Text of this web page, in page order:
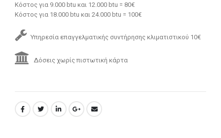
Κόστος για 9.000 btu και 12.000 btu = 80€
Κόστος για 18.000 btu και 24.000 btu = 100€
Υπηρεσία επαγγελματικής συντήρησης κλιματιστικού 10€
Δόσεις χωρίς πιστωτική κάρτα